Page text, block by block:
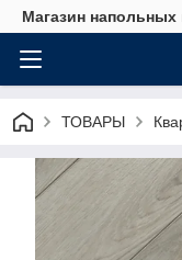
Магазин напольных
ТОВАРЫ